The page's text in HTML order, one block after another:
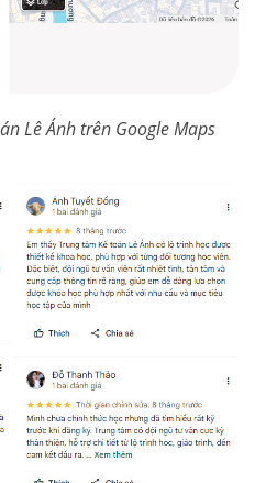
Lê Ánh trên Google Maps